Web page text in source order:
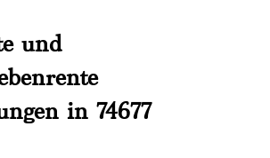
und
in 74677